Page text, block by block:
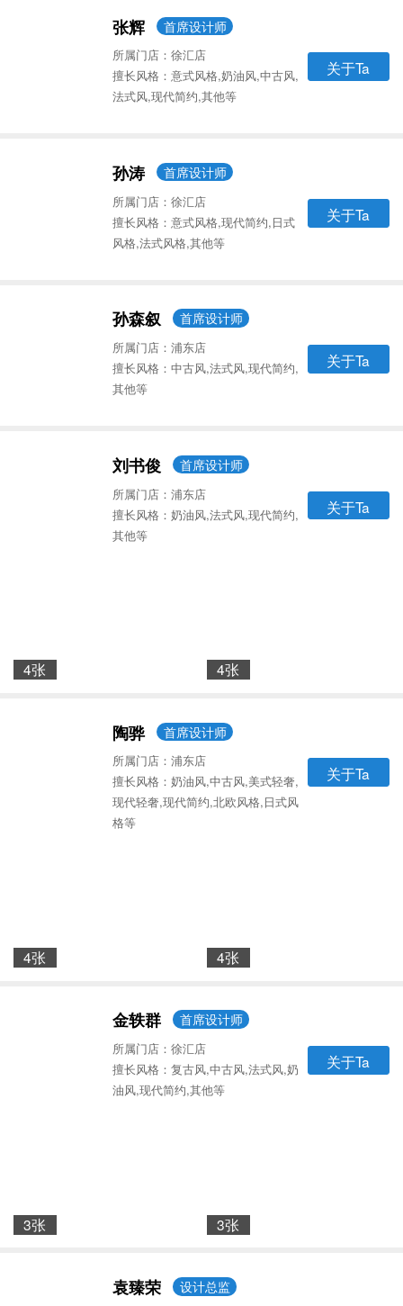
张辉 首席设计师
所属门店：徐汇店
擅长风格：意式风格,奶油风,中古风,
法式风,现代简约,其他等
关于Ta
孙涛 首席设计师
所属门店：徐汇店
擅长风格：意式风格,现代简约,日式
风格,法式风格,其他等
关于Ta
孙森叙 首席设计师
所属门店：浦东店
擅长风格：中古风,法式风,现代简约,
其他等
关于Ta
刘书俊 首席设计师
所属门店：浦东店
擅长风格：奶油风,法式风,现代简约,
其他等
关于Ta
4张 4张
陶骅 首席设计师
所属门店：浦东店
擅长风格：奶油风,中古风,美式轻奢,
现代轻奢,现代简约,北欧风格,日式风
格等
关于Ta
4张 4张
金轶群 首席设计师
所属门店：徐汇店
擅长风格：复古风,中古风,法式风,奶
油风,现代简约,其他等
关于Ta
3张 3张
袁臻荣 设计总监